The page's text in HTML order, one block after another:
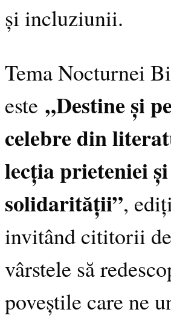
și incluziunii.
Tema Nocturnei
este „Destine și
celebre din
lecția prieteniei
solidarității”,
invitând cititorii
vârstele să
poveștile care ne